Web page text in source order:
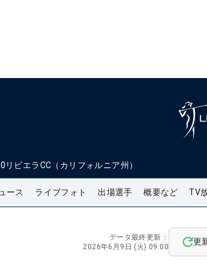
リビエラCC（カリフォルニア州）
ース ライブフォト 出場選手 概要など TV
データ最終更新：
2026年6月9日 (火) 09:00
更